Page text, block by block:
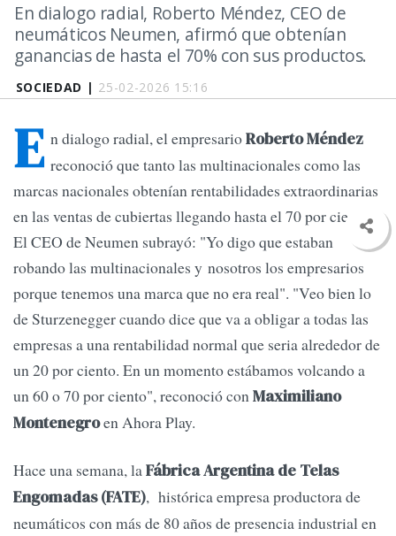
SOCIEDAD | 25-02-2026 15:16
En dialogo radial, Roberto Méndez, CEO de
neumáticos Neumen, afirmó que obtenían
ganancias de hasta el 70% con sus productos.
E n dialogo radial, el empresarioRoberto Méndez
reconoció que tanto las multinacionales como las
marcas nacionales obtenían rentabilidades extraordinarias
en las ventas de cubiertas llegando hasta el 70 por ciento.
El CEO de Neumen subrayó: "Yo digo que estaban
robando las multinacionales y nosotros los empresarios
porque tenemos una marca que no era real". "Veo bien lo
de Sturzenegger cuando dice que va a obligar a todas las
empresas a una rentabilidad normal que seria alrededor de
un 20 por ciento. En un momento estábamos volcando a
un 60 o 70 por ciento", reconoció conMaximiliano
Montenegroen Ahora Play.
Hace una semana, laFábrica Argentina de Telas
Engomadas (FATE), histórica empresa productora de
neumáticos con más de 80 años de presencia industrial en